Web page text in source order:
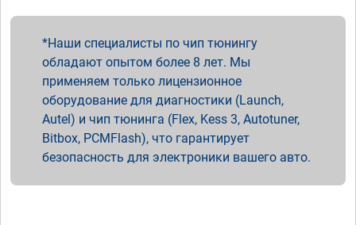
Наши специалисты по чип тюнингу
обладают опытом более 8 лет. Мы
применяем только лицензионное
оборудование для диагностики (Launch,
Autel) и чип тюнинга (Flex, Kess 3, Autotuner,
Bitbox, PCMFlash), что гарантирует
безопасность для электроники вашего авто.